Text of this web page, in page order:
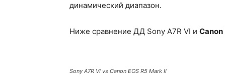
динамический диапазон.
Ниже сравнение ДД Sony A7R VI и Canon
Sony A7R VI vs Canon EOS R5 Mark II